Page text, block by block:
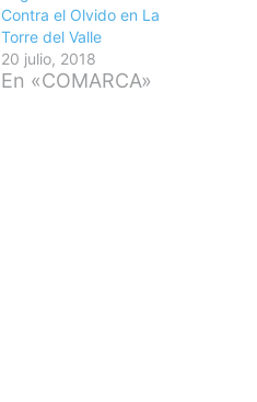
Contra el Olvido en La
Torre del Valle
20 julio, 2018
En «COMARCA»